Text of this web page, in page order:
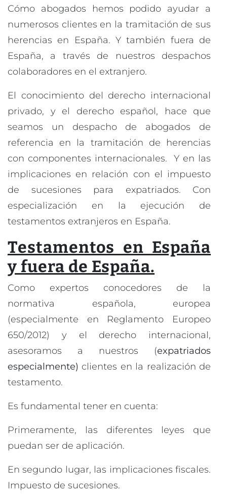
Cómo abogados hemos podido ayudar a
numerosos clientes en la tramitación de sus
herencias en España. Y también fuera de
España, a través de nuestros despachos
colaboradores en el extranjero.
El conocimiento del derecho internacional
privado, y el derecho español, hace que
seamos un despacho de abogados de
referencia en la tramitación de herencias
con componentes internacionales. Y en las
implicaciones en relación con el impuesto
de sucesiones para expatriados. Con
especialización en la ejecución de
testamentos extranjeros en España.
Testamentos en España
y fuera de España.
Como expertos conocedores de la
normativa española, europea
(especialmente en Reglamento Europeo
650/2012) y el derecho internacional,
asesoramos a nuestros (expatriados
especialmente) clientes en la realización de
testamento.
Es fundamental tener en cuenta:
Primeramente, las diferentes leyes que
puedan ser de aplicación.
En segundo lugar, las implicaciones fiscales.
Impuesto de sucesiones.